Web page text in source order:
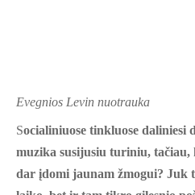
Evegnios Levin nuotrauka
Socialiniuose tinkluose daliniesi
muzika susijusiu turiniu, tačiau,
dar įdomi jaunam žmogui? Juk